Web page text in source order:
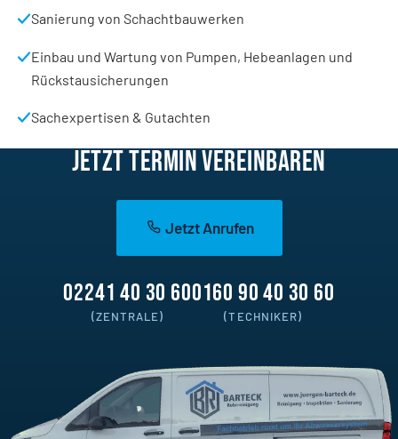
Sanierung von Schachtbauwerken
Einbau und Wartung von Pumpen, Hebeanlagen und
Rückstausicherungen
Sachexpertisen & Gutachten
JETZT TERMIN VEREINBAREN
Jetzt Anrufen
02241 40 30 60
(ZENTRALE)
0160 90 40 30 60
(TECHNIKER)